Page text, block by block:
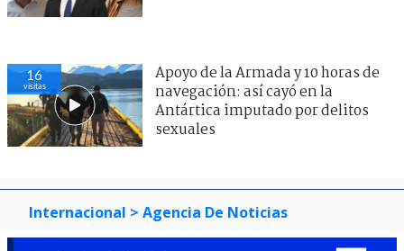
16
visitas
Apoyo de la Armada y 10 horas de
navegación: así cayó en la
Antártica imputado por delitos
sexuales
Internacional > Agencia De Noticias